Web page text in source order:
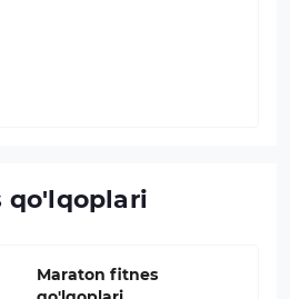
qo'lqoplari
Maraton fitnes